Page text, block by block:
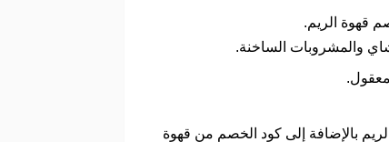
قهوة الريم.
والمشروبات الساخنة.
بالإضافة إلى كود الخصم من قهوة